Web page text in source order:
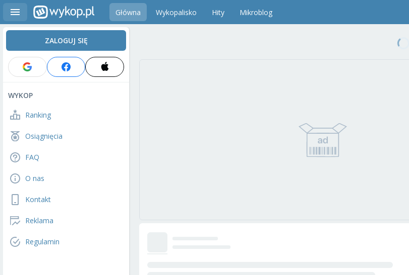
Główna Wykopalisko Hity Mikroblog
ZALOGUJ SIĘ
WYKOP
Ranking
Osiągnięcia
FAQ
O nas
Kontakt
Reklama
Regulamin